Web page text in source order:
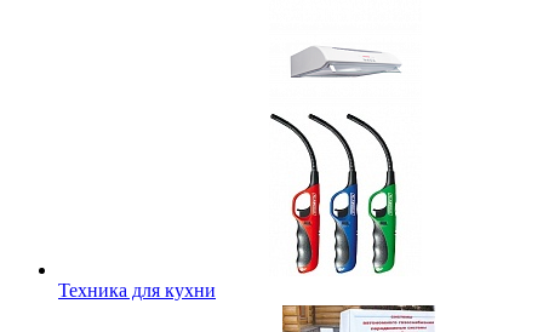
Техника для кухни